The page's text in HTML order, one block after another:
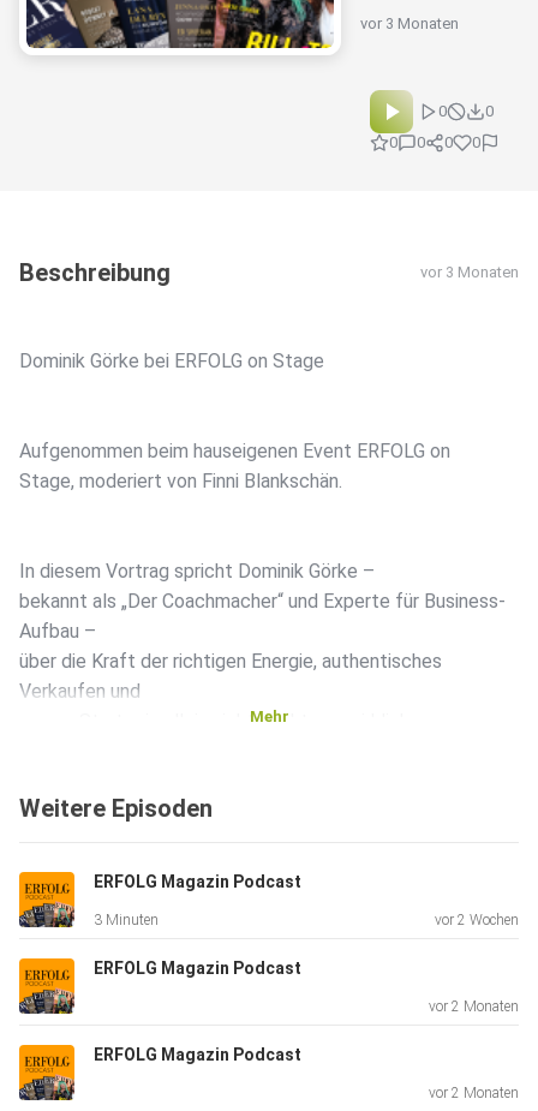
vor 3 Monaten
0
0
0
0 0 0
Beschreibung vor 3 Monaten
Dominik Görke bei ERFOLG on Stage
Aufgenommen beim hauseigenen Event ERFOLG on
Stage, moderiert von Finni Blankschän.
In diesem Vortrag spricht Dominik Görke –
bekannt als „Der Coachmacher“ und Experte für Business-
Aufbau –
über die Kraft der richtigen Energie, authentisches
Verkaufen und
warum Strategie allein nicht reicht, um wirklich
den
Mut, seinen eigenen Weg im Business zu gehen.
Kurz. Klar. Auf den Punkt.
Jetzt reinhören – überall, wo es Podcasts gibt.
Mehr
Weitere Episoden
ERFOLG Magazin Podcast
3 Minuten vor 2 Wochen
ERFOLG Magazin Podcast
vor 2 Monaten
ERFOLG Magazin Podcast
vor 2 Monaten